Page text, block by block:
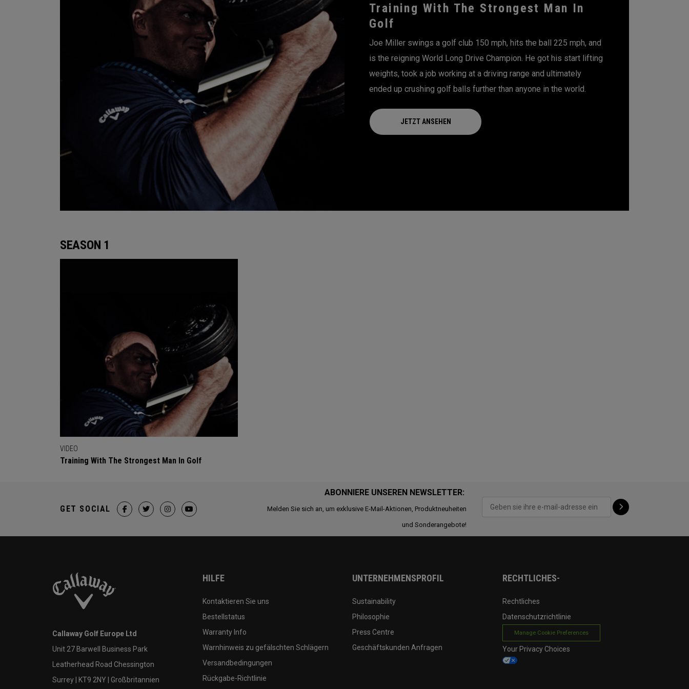
Training With The Strongest Man In
Golf
Joe Miller swings a golf club 150 mph, hits the ball 225 mph, and
is the reigning World Long Drive Champion. He got his start lifting
weights, took a job working at a driving range and ultimately
ended up crushing golf balls further than anyone in the world.
JETZT ANSEHEN
SEASON 1
VIDEO
Training With The Strongest Man In Golf
ABONNIERE UNSEREN NEWSLETTER:
Melden Sie sich an, um exklusive E-Mail-Aktionen, Produktneuheiten
und Sonderangebote!
GET SOCIAL
Callaway Golf Europe Ltd
Unit 27 Barwell Business Park
Leatherhead Road Chessington
Surrey | KT9 2NY | Großbritannien
HILFE
Kontaktieren Sie uns
Bestellstatus
Warranty Info
Warnhinweis zu gefälschten Schlägern
Versandbedingungen
Rückgabe-Richtlinie
UNTERNEHMENSPROFIL
Sustainability
Philosophie
Press Centre
Geschäftskunden Anfragen
RECHTLICHES-
Rechtliches
Datenschutzrichtlinie
Manage Cookie Preferences
Your Privacy Choices